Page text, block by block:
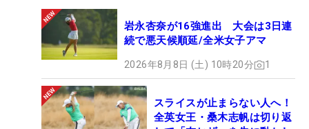
技術面を含めてピーク時が100だとしたら、今は50
まで回復している。
最後の優勝となった通算21勝目は2019年の「ミズ
ノオープン」。永久シードまであと4勝に迫りなが
らケガにより足踏み。40歳になって迎えた今季は、
「ここからがスタート」と気合の入り方が違う。ホ
岩永杏奈が16強進出 大会は3日連
続で悪天候順延/全米女子アマ
2026年8月8日 (土) 10時20分 1
スライスが止まらない人へ！
全英女王・桑木志帆は切り返